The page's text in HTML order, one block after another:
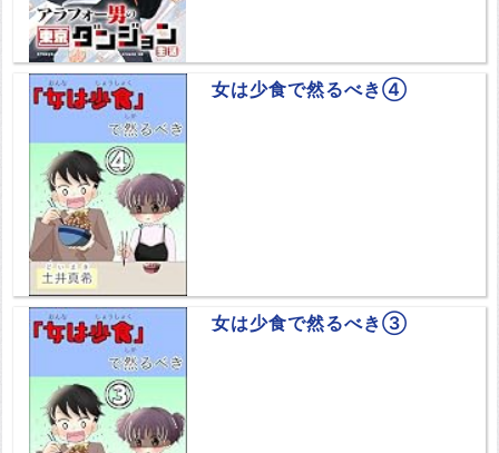
女は少食で然るべき④
女は少食で然るべき③